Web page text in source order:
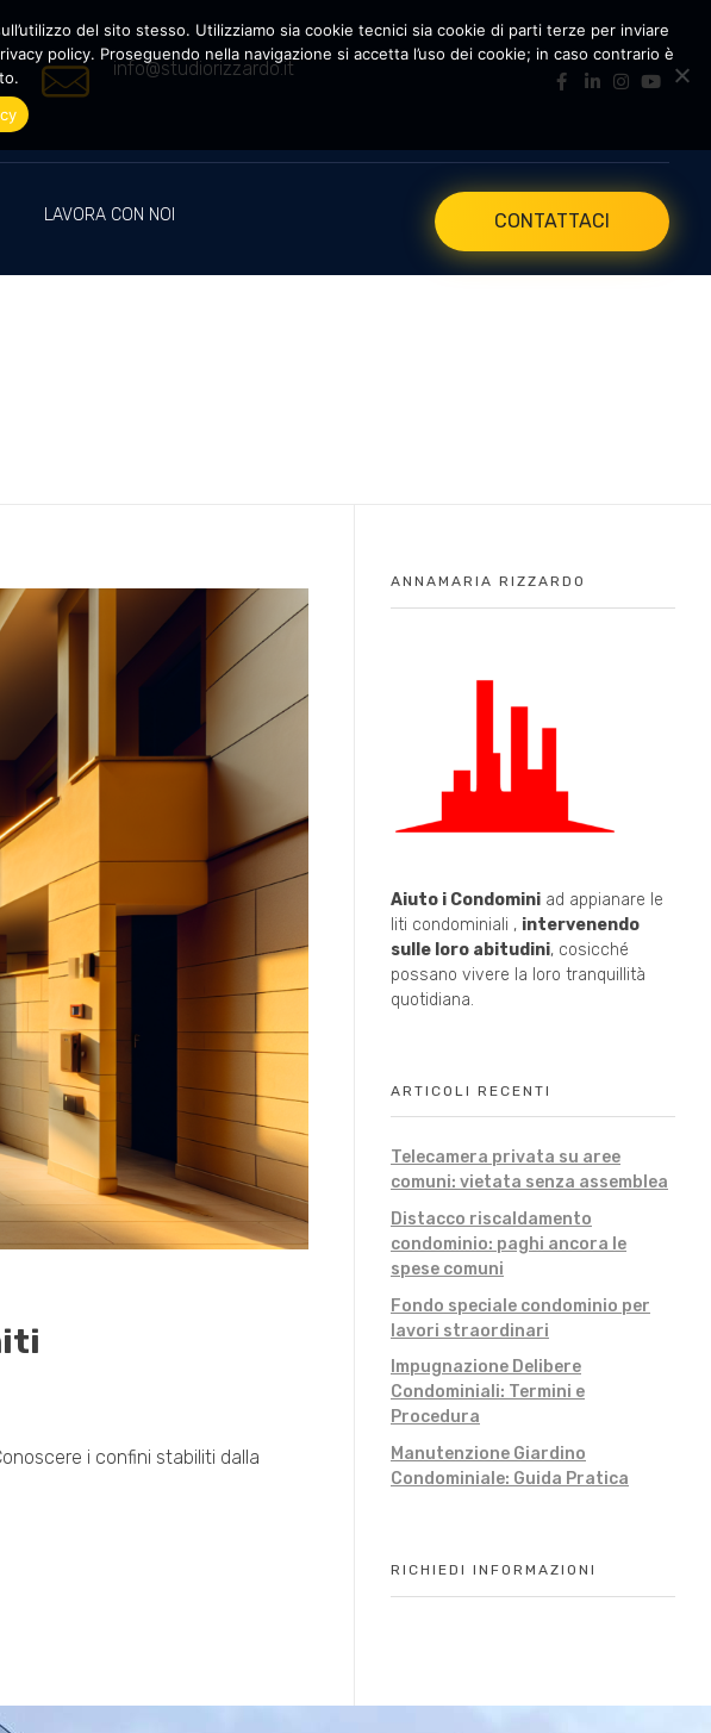
info@studiorizzardo.it
LAVORA CON NOI CONTATTACI
i confini stabiliti dalla
ANNAMARIA RIZZARDO
Aiuto i Condomini ad appianare le
liti condominiali , intervenendo
sulle loro abitudini, cosicché
possano vivere la loro tranquillità
quotidiana.
ARTICOLI RECENTI
Telecamera privata su aree
comuni: vietata senza assemblea
Distacco riscaldamento
condominio: paghi ancora le
spese comuni
Fondo speciale condominio per
lavori straordinari
Impugnazione Delibere
Condominiali: Termini e
Procedura
Manutenzione Giardino
Condominiale: Guida Pratica
RICHIEDI INFORMAZIONI
del sito stesso. Utilizziamo sia cookie tecnici sia cookie di parti terze per inviare
policy. Proseguendo nella navigazione si accetta l’uso dei cookie; in caso contrario è